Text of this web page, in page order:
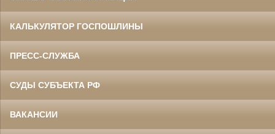
КАЛЬКУЛЯТОР ГОСПОШЛИНЫ
ПРЕСС-СЛУЖБА
СУДЫ СУБЪЕКТА РФ
ВАКАНСИИ